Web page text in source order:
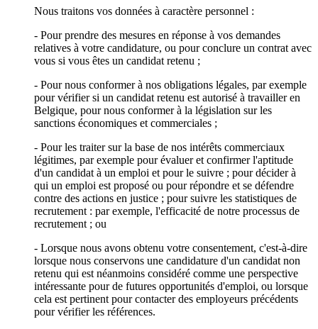
Nous traitons vos données à caractère personnel :
- Pour prendre des mesures en réponse à vos demandes
relatives à votre candidature, ou pour conclure un contrat avec
vous si vous êtes un candidat retenu ;
- Pour nous conformer à nos obligations légales, par exemple
pour vérifier si un candidat retenu est autorisé à travailler en
Belgique, pour nous conformer à la législation sur les
sanctions économiques et commerciales ;
- Pour les traiter sur la base de nos intérêts commerciaux
légitimes, par exemple pour évaluer et confirmer l'aptitude
d'un candidat à un emploi et pour le suivre ; pour décider à
qui un emploi est proposé ou pour répondre et se défendre
contre des actions en justice ; pour suivre les statistiques de
recrutement : par exemple, l'efficacité de notre processus de
recrutement ; ou
- Lorsque nous avons obtenu votre consentement, c'est-à-dire
lorsque nous conservons une candidature d'un candidat non
retenu qui est néanmoins considéré comme une perspective
intéressante pour de futures opportunités d'emploi, ou lorsque
cela est pertinent pour contacter des employeurs précédents
pour vérifier les références.